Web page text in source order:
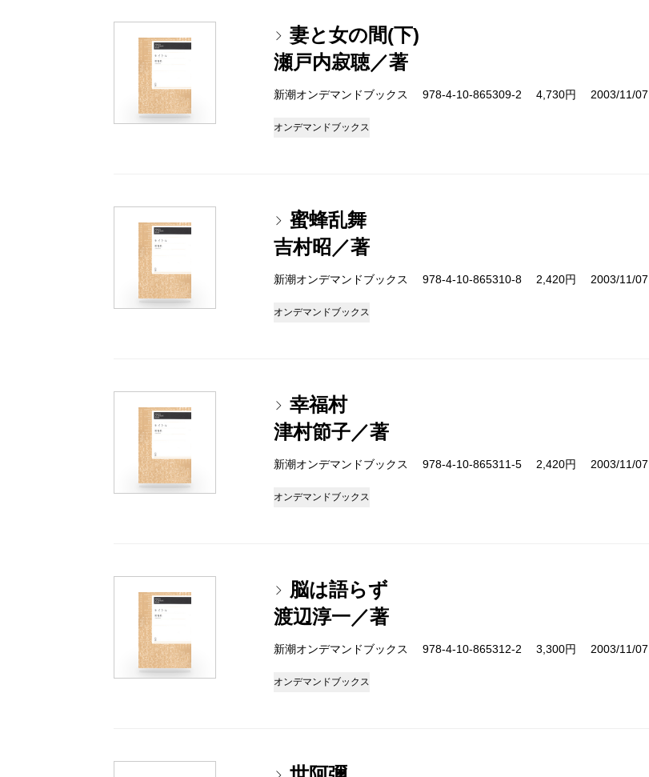
妻と女の間(下)
瀬戸内寂聴／著
新潮オンデマンドブックス 978-4-10-865309-2 4,730円 2003/11/07
オンデマンドブックス
蜜蜂乱舞
吉村昭／著
新潮オンデマンドブックス 978-4-10-865310-8 2,420円 2003/11/07
オンデマンドブックス
幸福村
津村節子／著
新潮オンデマンドブックス 978-4-10-865311-5 2,420円 2003/11/07
オンデマンドブックス
脳は語らず
渡辺淳一／著
新潮オンデマンドブックス 978-4-10-865312-2 3,300円 2003/11/07
オンデマンドブックス